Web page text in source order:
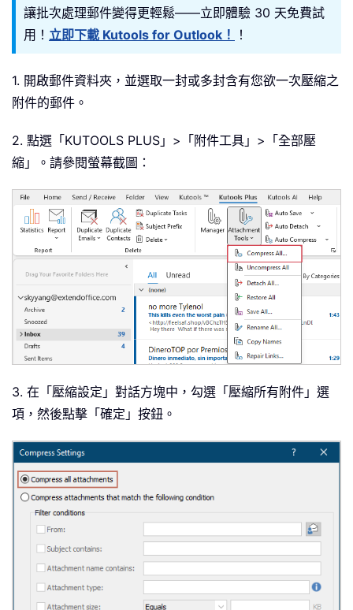
讓批次處理郵件變得更輕鬆——立即體驗 30 天免費試
用！ 立即下載 Kutools for Outlook！ ！
1. 開啟郵件資料夾，並選取一封或多封含有您欲一次壓縮之
附件的郵件。
2. 點選「KUTOOLS PLUS」>「附件工具」>「全部壓
縮」。請參閱螢幕截圖：
3. 在「壓縮設定」對話方塊中，勾選「壓縮所有附件」選
項，然後點擊「確定」按鈕。